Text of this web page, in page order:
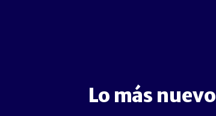
Lo más nuevo